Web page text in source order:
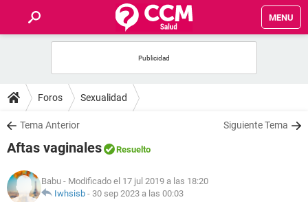
MENU
FOROS
SALUD
NUTRICIÓN
Foros Sexualidad
Tema Anterior Siguiente Tema
Aftas vaginales Resuelto
Babu - Modificado el 17 jul 2019 a las 18:20
Iwhsisb - 30 sep 2023 a las 00:03